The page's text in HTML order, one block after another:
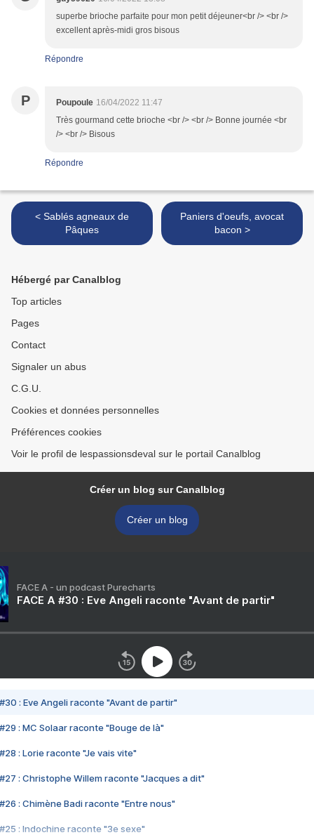
superbe brioche parfaite pour mon petit déjeuner<br /> <br />
excellent après-midi gros bisous
Répondre
P Poupoule 16/04/2022 11:47
Très gourmand cette brioche <br /> <br /> Bonne journée <br
/> <br /> Bisous
Répondre
< Sablés agneaux de
Pâques
Paniers d'oeufs, avocat
bacon >
Hébergé par Canalblog
Top articles
Pages
Contact
Signaler un abus
C.G.U.
Cookies et données personnelles
Préférences cookies
Voir le profil de lespassionsdeval sur le portail Canalblog
Créer un blog sur Canalblog
Créer un blog
FACE A - un podcast Purecharts
FACE A #30 : Eve Angeli raconte "Avant de partir"
#30 : Eve Angeli raconte "Avant de partir"
#29 : MC Solaar raconte "Bouge de là"
#28 : Lorie raconte "Je vais vite"
#27 : Christophe Willem raconte "Jacques a dit"
#26 : Chimène Badi raconte "Entre nous"
#25 : Indochine raconte "3e sexe"